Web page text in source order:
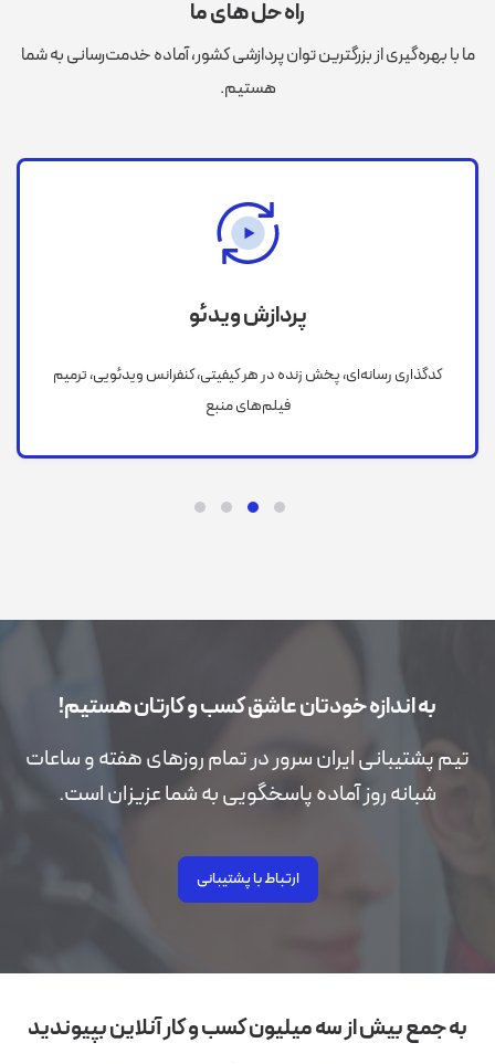
راه حل های ما
ما با بهره‌گیری از بزرگترین توان پردازشی کشور، آماده خدمت‌رسانی به شما
هستیم.
پردازش ویدئو
کدگذاری رسانه‌ای، پخش زنده در هر کیفیتی، کنفرانس ویدئویی، ترمیم
فیلم‌های منبع
به اندازه خودتان عاشق کسب و کارتان هستیم!
تیم پشتیبانی ایران سرور در تمام روزهای هفته و ساعات
شبانه روز آماده پاسخگویی به شما عزیزان است.
ارتباط با پشتیبانی
به جمع بیش از سه میلیون کسب و کار آنلاین بپیوندید